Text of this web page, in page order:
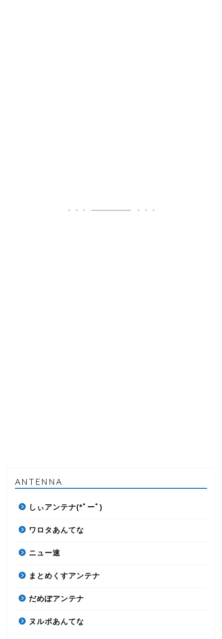
ANTENNA
しぃアンテナ(*ﾟーﾟ)
ワロタあんてな
ニュー速
まとめくすアンテナ
だめぽアンテナ
ヌルポあんてな